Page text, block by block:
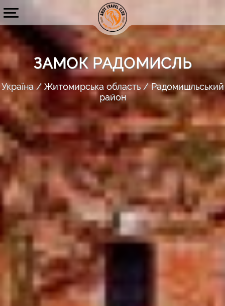
ЗАМОК РАДОМИСЛЬ
Україна Житомирська область
Радомишльський
район